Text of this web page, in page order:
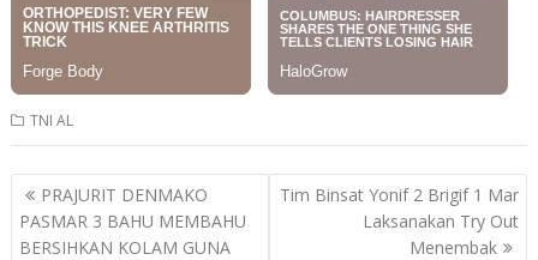
TNI AL
Post
navigation
PRAJURIT DENMAKO
PASMAR 3 BAHU MEMBAHU
BERSIHKAN KOLAM GUNA
Tim Binsat Yonif 2 Brigif 1 Mar
Laksanakan Try Out
Menembak